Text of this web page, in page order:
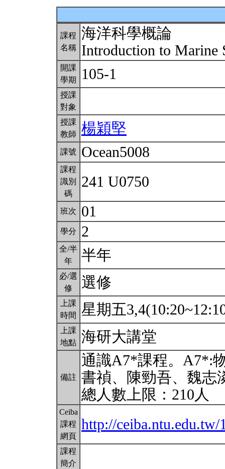
課程
名稱
海洋科學概論
Introduction to Marine
開課
學期
105-1
授課
對象
授課
教師
楊穎堅
課號 Ocean5008
課程
識別
碼
241 U0750
班次 01
學分 2
全/半
年
半年
必/選
修
選修
上課
時間
星期五
上課
地點 海研大講堂
備註
通識A7*課程。A7*:
書禎、陳勁吾、魏志
總人數上限：210人
Ceiba
課程
網頁
http://ceiba.ntu.edu.tw/
課程
簡介